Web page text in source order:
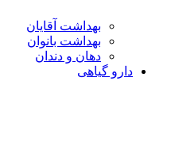
بهداشت آقایان
بهداشت بانوان
دهان و دندان
دارو گیاهی